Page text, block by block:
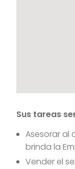
Sus tareas
Asesorar al
brinda la
Vender el